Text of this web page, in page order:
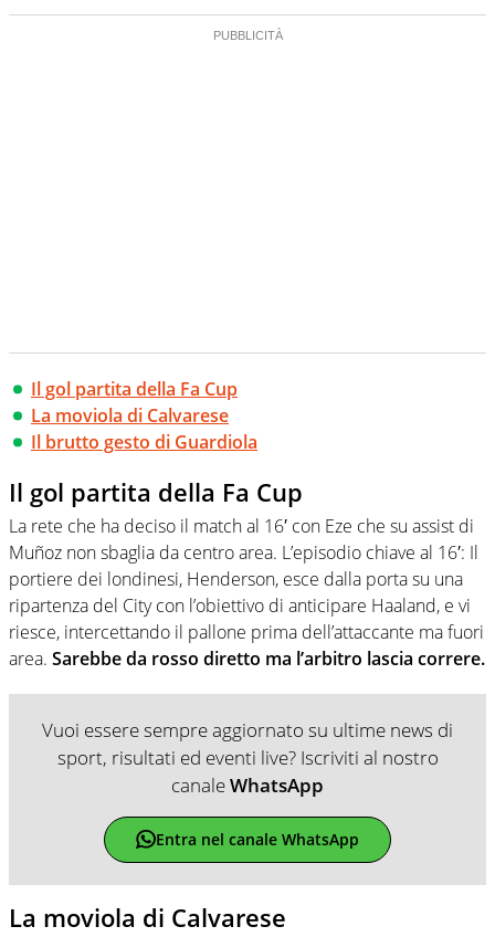
Il gol partita della Fa Cup
La moviola di Calvarese
Il brutto gesto di Guardiola
Il gol partita della Fa Cup
La rete che ha deciso il match al 16′ con Eze che su assist di
Muñoz non sbaglia da centro area. L’episodio chiave al 16′: Il
portiere dei londinesi, Henderson, esce dalla porta su una
ripartenza del City con l’obiettivo di anticipare Haaland, e vi
riesce, intercettando il pallone prima dell’attaccante ma fuori
area. Sarebbe da rosso diretto ma l’arbitro lascia correre.
Vuoi essere sempre aggiornato su ultime news di
sport, risultati ed eventi live? Iscriviti al nostro
canaleWhatsApp
Entra nel canale WhatsApp
La moviola di Calvarese